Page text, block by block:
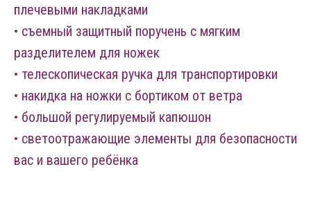
плечевыми накладками
• съемный защитный поручень с мягким
разделителем для ножек
• телескопическая ручка для транспортировки
• накидка на ножки с бортиком от ветра
• большой регулируемый капюшон
• светоотражающие элементы для безопасности
вас и вашего ребёнка